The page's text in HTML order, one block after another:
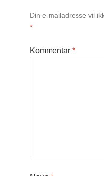
Din e-mailadresse vil
*
Kommentar *